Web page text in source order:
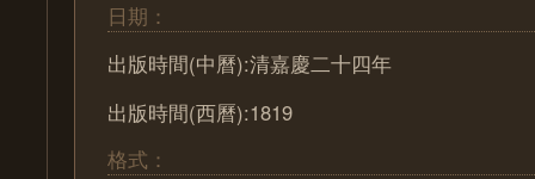
日期：
出版時間(中曆):清嘉慶二十四年
出版時間(西曆):1819
格式：